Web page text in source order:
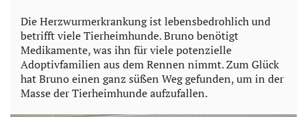
y
V
i
d
Die Herzwurmerkrankung ist lebensbedrohlich und
betrifft viele Tierheimhunde. Bruno benötigt
Medikamente, was ihn für viele potenzielle
Adoptivfamilien aus dem Rennen nimmt. Zum Glück
hat Bruno einen ganz süßen Weg gefunden, um in der
Masse der Tierheimhunde aufzufallen.